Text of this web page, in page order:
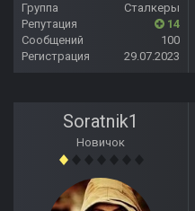
Группа
Сталкеры
Репутация
14
Сообщений
100
Регистрация
29.07.2023
Soratnik1
Новичок